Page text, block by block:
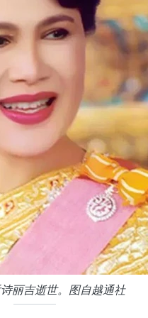
丽吉逝世。图自越通社